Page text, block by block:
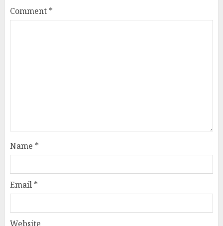
Comment *
Name *
Email *
Website